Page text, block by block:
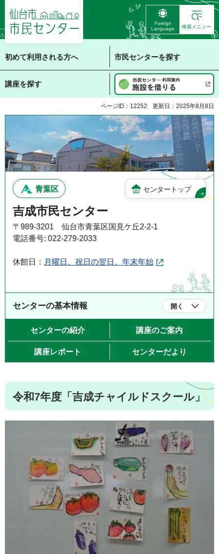
仙台市 市民センタ
ー
Foreign
Language
検索メニュー
初めて利用される方へ 市民センターを探す
講座を探す
ページID：12252 更新日：2025年8月8日
青葉区 センタートップ
吉成市民センター
〒989-3201 仙台市青葉区国見ケ丘2-2-1
電話番号: 022-279-2033
休館日： 月曜日、祝日の翌日、年末年始
センターの基本情報 開く
センターの紹介 講座のご案内
講座レポート センターだより
令和7年度「吉成チャイルドスクール」